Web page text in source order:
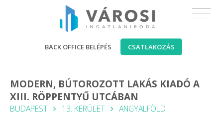
BACK OFFICE BELÉPÉS CSATLAKOZÁS
MODERN, BÚTOROZOTT LAKÁS KIADÓ A
XIII. RÖPPENTYŰ UTCÁBAN
BUDAPEST 13. KERÜLET ANGYALFÖLD